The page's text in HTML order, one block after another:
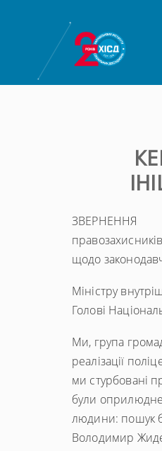
ЗВЕРНЕННЯ
щодо
Міністру
Голові
Ми, група
реалізації
ми стурбовані
були
людини: пошук
Володимир